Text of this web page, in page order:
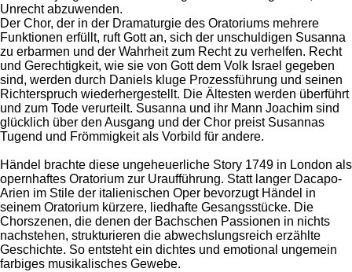
Unrecht abzuwenden.
Der Chor, der in der Dramaturgie des Oratoriums mehrere
Funktionen erfüllt, ruft Gott an, sich der unschuldigen Susanna
zu erbarmen und der Wahrheit zum Recht zu verhelfen. Recht
und Gerechtigkeit, wie sie von Gott dem Volk Israel gegeben
sind, werden durch Daniels kluge Prozessführung und seinen
Richterspruch wiederhergestellt. Die Ältesten werden überführt
und zum Tode verurteilt. Susanna und ihr Mann Joachim sind
glücklich über den Ausgang und der Chor preist Susannas
Tugend und Frömmigkeit als Vorbild für andere.
Händel brachte diese ungeheuerliche Story 1749 in London als
opernhaftes Oratorium zur Uraufführung. Statt langer Dacapo-
Arien im Stile der italienischen Oper bevorzugt Händel in
seinem Oratorium kürzere, liedhafte Gesangsstücke. Die
Chorszenen, die denen der Bachschen Passionen in nichts
nachstehen, strukturieren die abwechslungsreich erzählte
Geschichte. So entsteht ein dichtes und emotional ungemein
farbiges musikalisches Gewebe.